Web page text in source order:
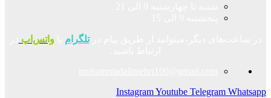
در ساعت‌های دیگر،میتوانید از طریق پیام درتلگرام یاواتس‌اپ
InstagramYoutube Telegram Whatsapp